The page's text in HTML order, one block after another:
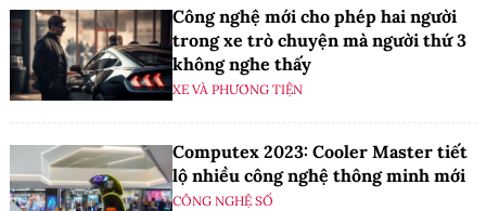
Công nghệ mới cho phép hai người
trong xe trò chuyện mà người thứ 3
không nghe thấy
XE VÀ PHƯƠNG TIỆN
Computex 2023: Cooler Master tiết
lộ nhiều công nghệ thông minh mới
CÔNG NGHỆ SỐ